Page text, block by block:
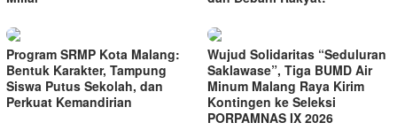
Program SRMP Kota Malang:
Bentuk Karakter, Tampung
Siswa Putus Sekolah, dan
Perkuat Kemandirian
Wujud Solidaritas “Seduluran
Saklawase”, Tiga BUMD Air
Minum Malang Raya Kirim
Kontingen ke Seleksi
PORPAMNAS IX 2026